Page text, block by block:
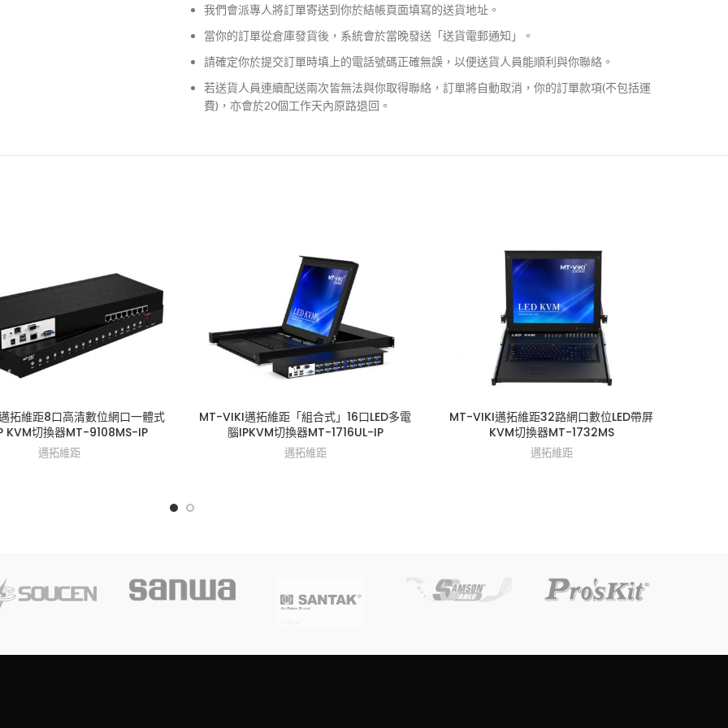
我們會派專人將訂單寄送到你於結帳頁面填寫的送貨地址。
當你的訂單從倉庫發貨後，系統會於當晚發送「送貨電郵通知」。
請確定你於提交訂單時填上的電話號碼正確無誤，以便送貨人員能順利與你聯絡。
若送貨人員連續配送兩次皆無法與你取得聯絡，訂單將自動取消，你的訂單款項(不包括運
費)，亦會於20個工作天內原路退回。
拓維距8口高清數位網口一體式
KVM切換器MT-9108MS-IP
邁拓維距
MT-VIKI邁拓維距「組合式」16口LED多電
腦IPKVM切換器MT-1716UL-IP
邁拓維距
MT-VIKI邁拓維距32路網口數位LED帶屏
KVM切換器MT-1732MS
邁拓維距